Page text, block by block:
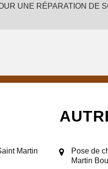
UNE RÉPARATION DE
Martin
Pose de
Martin